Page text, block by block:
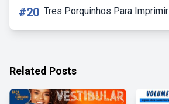
#20 Tres Porquinhos Para Imprimir
Related Posts